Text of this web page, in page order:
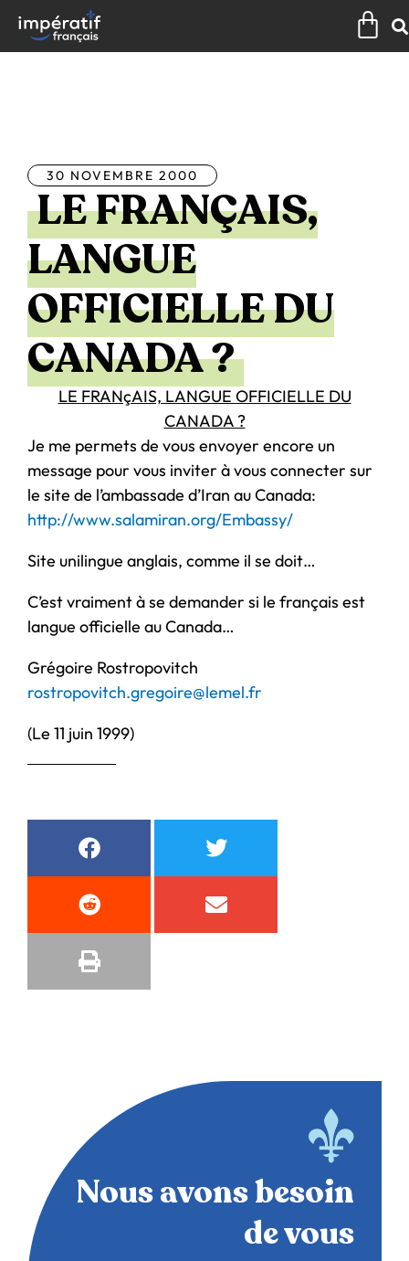
contenu
30 NOVEMBRE 2000
LE FRANÇAIS,
LANGUE
OFFICIELLE DU
CANADA ?
LE FRANçAIS, LANGUE OFFICIELLE DU
CANADA ?
Je me permets de vous envoyer encore un
message pour vous inviter à vous connecter sur
le site de l’ambassade d’Iran au Canada:
http://www.salamiran.org/Embassy/
Site unilingue anglais, comme il se doit…
C’est vraiment à se demander si le français est
langue officielle au Canada…
Grégoire Rostropovitch
rostropovitch.gregoire@lemel.fr
(Le 11 juin 1999)
Nous avons besoin
de vous